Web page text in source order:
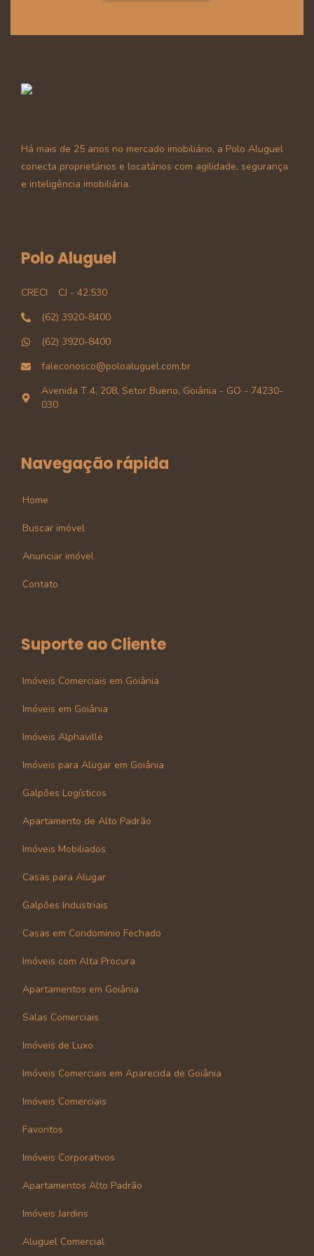
Há mais de 25 anos no mercado imobiliário, a Polo Aluguel
conecta proprietários e locatários com agilidade, segurança
e inteligência imobiliária.
Polo Aluguel
CRECI
CJ - 42.530
(62) 3920-8400
(62) 3920-8400
faleconosco@poloaluguel.com.br
Avenida T 4, 208, Setor Bueno, Goiânia - GO - 74230-
030
Navegação rápida
Home
Buscar imóvel
Anunciar imóvel
Contato
Suporte ao Cliente
Imóveis Comerciais em Goiânia
Imóveis em Goiânia
Imóveis Alphaville
Imóveis para Alugar em Goiânia
Galpões Logísticos
Apartamento de Alto Padrão
Imóveis Mobiliados
Casas para Alugar
Galpões Industriais
Casas em Condominio Fechado
Imóveis com Alta Procura
Apartamentos em Goiânia
Salas Comerciais
Imóveis de Luxo
Imóveis Comerciais em Aparecida de Goiânia
Imóveis Comerciais
Favoritos
Imóveis Corporativos
Apartamentos Alto Padrão
Imóveis Jardins
Aluguel Comercial